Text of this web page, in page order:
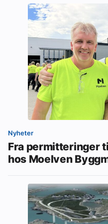
Nyheter
Fra permitteringer
hos Moelven